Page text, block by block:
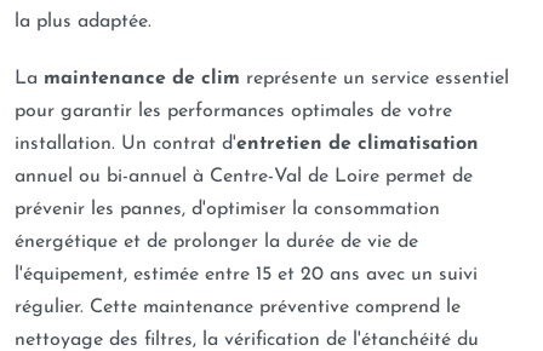
la plus adaptée.
La maintenance de clim représente un service essentiel
pour garantir les performances optimales de votre
installation. Un contrat d'entretien de climatisation
annuel ou bi-annuel à Centre-Val de Loire permet de
prévenir les pannes, d'optimiser la consommation
énergétique et de prolonger la durée de vie de
l'équipement, estimée entre 15 et 20 ans avec un suivi
régulier. Cette maintenance préventive comprend le
nettoyage des filtres, la vérification de l'étanchéité du